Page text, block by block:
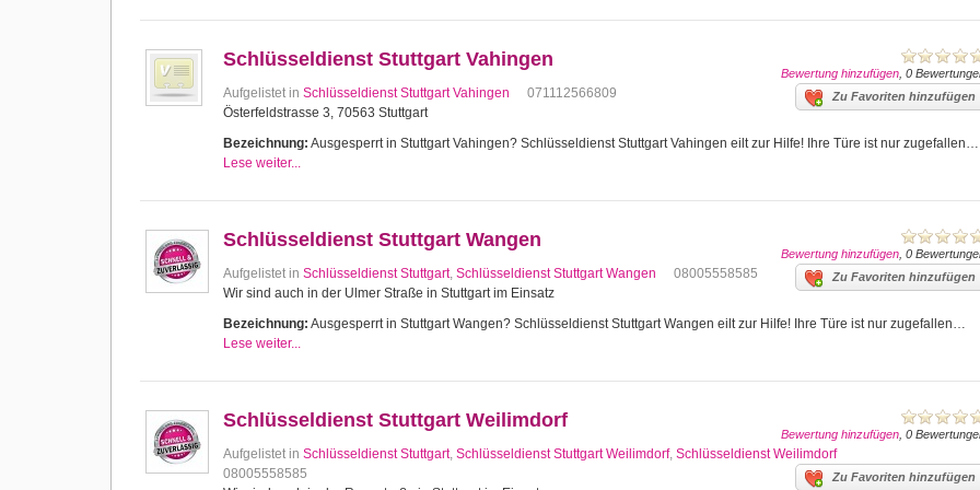
Bewertung hinzufügen , 0
Schlüsseldienst Stuttgart Vahingen
Aufgelistet in Schlüsseldienst Stuttgart Vahingen Zu Favoriten hinzufügen
071112566809
Österfeldstrasse 3, 70563 Stuttgart
Bezeichnung: Ausgesperrt in Stuttgart Vahingen? Schlüsseldienst Stuttgart Vahingen eilt zur Hilfe! Ihre Türe ist nur zugefallen…
Lese weiter...
Bewertung hinzufügen , 0
Schlüsseldienst Stuttgart Wangen
Aufgelistet in Schlüsseldienst Stuttgart, Schlüsseldienst Stuttgart Wangen Zu Favoriten hinzufügen
08005558585
Wir sind auch in der Ulmer Straße in Stuttgart im Einsatz
Bezeichnung: Ausgesperrt in Stuttgart Wangen? Schlüsseldienst Stuttgart Wangen eilt zur Hilfe! Ihre Türe ist nur zugefallen…
Lese weiter...
Bewertung hinzufügen , 0
Schlüsseldienst Stuttgart Weilimdorf
Aufgelistet in Schlüsseldienst Stuttgart, Schlüsseldienst Stuttgart Weilimdorf, Schlüsseldienst Weilimdorf
Zu Favoriten hinzufügen
08005558585